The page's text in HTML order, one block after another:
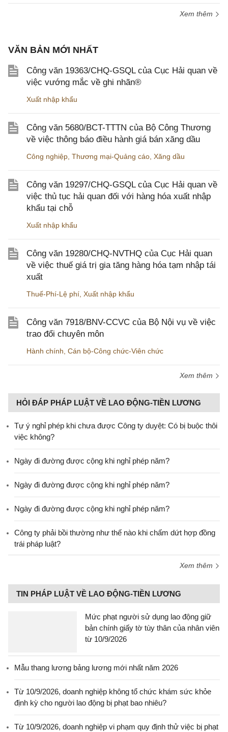
Xem thêm
VĂN BẢN MỚI NHẤT
Công văn 19363/CHQ-GSQL của Cục Hải quan về
việc vướng mắc về ghi nhãn®
Xuất nhập khẩu
Công văn 5680/BCT-TTTN của Bộ Công Thương
về việc thông báo điều hành giá bán xăng dầu
Công nghiệp Thương mại-Quảng cáo Xăng dầu
Công văn 19297/CHQ-GSQL của Cục Hải quan về
việc thủ tục hải quan đối với hàng hóa xuất nhập
khẩu tại chỗ
Xuất nhập khẩu
Công văn 19280/CHQ-NVTHQ của Cục Hải quan
về việc thuế giá trị gia tăng hàng hóa tạm nhập tái
xuất
Thuế-Phí-Lệ phí Xuất nhập khẩu
Công văn 7918/BNV-CCVC của Bộ Nội vụ về việc
trao đổi chuyên môn
Hành chính Cán bộ-Công chức-Viên chức
Xem thêm
HỎI ĐÁP PHÁP LUẬT VỀ LAO ĐỘNG-TIỀN LƯƠNG
Tự ý nghỉ phép khi chưa được Công ty duyệt: Có bị buộc thôi
việc không?
Ngày đi đường được cộng khi nghỉ phép năm?
Ngày đi đường được cộng khi nghỉ phép năm?
Ngày đi đường được cộng khi nghỉ phép năm?
Công ty phải bồi thường như thế nào khi chấm dứt hợp đồng
trái pháp luật?
Xem thêm
TIN PHÁP LUẬT VỀ LAO ĐỘNG-TIỀN LƯƠNG
Mức phạt người sử dụng lao động giữ
bản chính giấy tờ tùy thân của nhân viên
từ 10/9/2026
Mẫu thang lương bảng lương mới nhất năm 2026
Từ 10/9/2026, doanh nghiệp không tổ chức khám sức khỏe
định kỳ cho người lao động bị phạt bao nhiêu?
Từ 10/9/2026, doanh nghiệp vi phạm quy định thử việc bị phạt